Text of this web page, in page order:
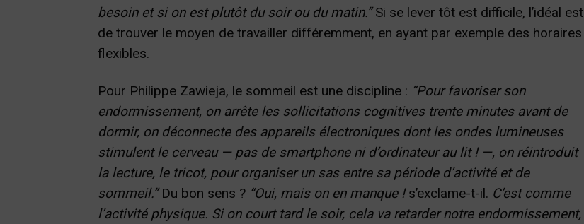
besoin et si on est plutôt du soir ou du matin.”Si se lever tôt est difficile, l’idéal est
de trouver le moyen de travailler différemment, en ayant par exemple des horaires
flexibles.
Pour Philippe Zawieja, le sommeil est une discipline : “Pour favoriser son
endormissement, on arrête les sollicitations cognitives trente minutes avant de
dormir, on déconnecte des appareils électroniques dont les ondes lumineuses
stimulent le cerveau — pas de smartphone ni d’ordinateur au lit ! —, on réintroduit
la lecture, le tricot, pour organiser un sas entre sa période d’activité et de
sommeil.”Du bon sens ? “Oui, mais on en manque !s’exclame-t-il. C’est comme
l’activité physique. Si on court tard le soir, cela va retarder notre endormissement,